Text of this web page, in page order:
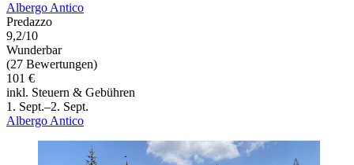
Albergo Antico
Predazzo
9,2/10
Wunderbar
(27 Bewertungen)
101 €
inkl. Steuern & Gebühren
1. Sept.–2. Sept.
Albergo Antico